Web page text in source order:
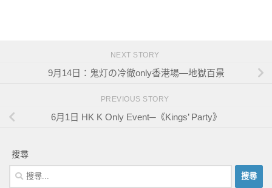
NEXT STORY
9月14日：鬼灯の冷徹only香港場—地獄百景
PREVIOUS STORY
6月1日 HK K Only Event─《Kings’ Party》
搜尋